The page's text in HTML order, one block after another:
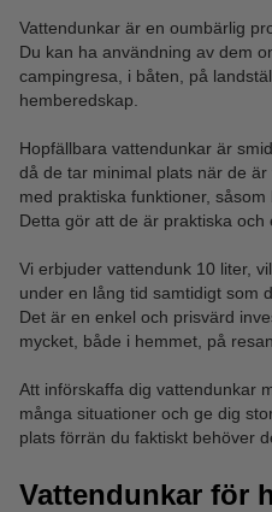
Vattendunkar är en oumbärlig
Du kan ha användning av dem
campingresa, i båten, på
hemberedskap.
Hopfällbara vattendunkar är
då de tar minimal plats när de
med praktiska funktioner,
Detta gör att de är praktiska och
Vi erbjuder vattendunk 10 liter,
under en lång tid samtidigt som
Det är en enkel och prisvärd
mycket, både i hemmet, på
Att införskaffa dig vattendunkar
många situationer och ge dig
plats förrän du faktiskt behöver
Vattendunkar för